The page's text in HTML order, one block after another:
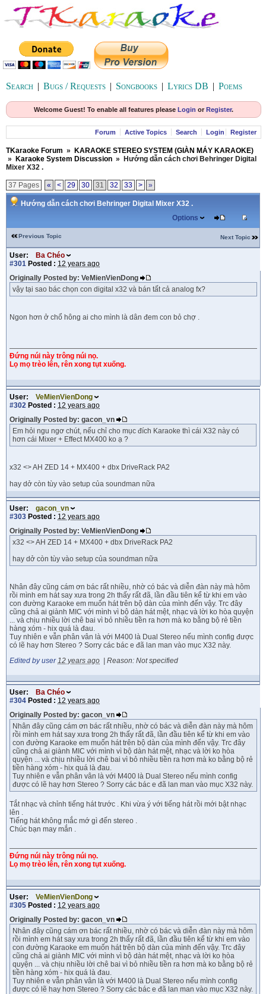
Search | Bugs / Requests | Songbooks | Lyrics DB | Poems
Welcome Guest! To enable all features please Login or Register.
Forum Active Topics Search Login Register
TKaraoke Forum »
KARAOKE STEREO SYSTEM (GIÀN MÁY KARAOKE)
»
Karaoke System Discussion »
Hướng dẫn cách chơi Behringer Digital
Mixer X32 .
37 Pages « < 29 30 31 32 33 > »
Hướng dẫn cách chơi Behringer Digital Mixer X32 .
Options
Previous Topic Next Topic
User:
Ba Chéo
#301 Posted : 12 years ago
Originally Posted by: VeMienVienDong
vậy tại sao bác chọn con digital x32 và bán tất cả analog fx?
Ngon hơn ở chổ hông ai cho mình là dân đem con bỏ chợ .
Đứng núi này trông núi nọ.
Lọ mọ trèo lên, rên xong tụt xuống.
User:
VeMienVienDong
#302 Posted : 12 years ago
Originally Posted by: gacon_vn
Em hỏi ngu ngơ chút, nếu chỉ cho mục đích Karaoke thì cái X32 này có
hơn cái Mixer + Effect MX400 ko ạ ?
x32 <> AH ZED 14 + MX400 + dbx DriveRack PA2
hay dở còn tùy vào setup của soundman nữa
User:
gacon_vn
#303 Posted : 12 years ago
Originally Posted by: VeMienVienDong
x32 <> AH ZED 14 + MX400 + dbx DriveRack PA2
hay dở còn tùy vào setup của soundman nữa
Nhân đây cũng cám ơn bác rất nhiều, nhờ có bác và diễn đàn này mà hôm
rồi mình em hát say xưa trong 2h thấy rất đã, lần đầu tiên kể từ khi em vào
con đường Karaoke em muốn hát trên bộ dàn của mình đến vậy. Trc đây
cũng chả ai giành MIC với mình vì bộ dàn hát mệt, nhạc và lời ko hòa quyện
... và chịu nhiều lời chê bai vì bỏ nhiều tiền ra hơn mà ko bằng bộ rẻ tiền
hàng xóm - hix quá là đau.
Tuy nhiên e vẫn phân vân là với M400 là Dual Stereo nếu mình config được
có lẽ hay hơn Stereo ? Sorry các bác e đã lan man vào mục X32 này.
Edited by user 12 years ago Reason: Not specified
User:
Ba Chéo
#304 Posted : 12 years ago
Originally Posted by: gacon_vn
Nhân đây cũng cám ơn bác rất nhiều, nhờ có bác và diễn đàn này mà hôm
rồi mình em hát say xưa trong 2h thấy rất đã, lần đầu tiên kể từ khi em vào
con đường Karaoke em muốn hát trên bộ dàn của mình đến vậy. Trc đây
cũng chả ai giành MIC với mình vì bộ dàn hát mệt, nhạc và lời ko hòa
quyện ... và chịu nhiều lời chê bai vì bỏ nhiều tiền ra hơn mà ko bằng bộ rẻ
tiền hàng xóm - hix quá là đau.
Tuy nhiên e vẫn phân vân là với M400 là Dual Stereo nếu mình config
được có lẽ hay hơn Stereo ? Sorry các bác e đã lan man vào mục X32 này.
Tắt nhạc và chỉnh tiếng hát trước . Khi vừa ý với tiếng hát rồi mới bật nhạc
lên .
Tiếng hát không mắc mớ gì đến stereo .
Chúc bạn may mắn .
Đứng núi này trông núi nọ.
Lọ mọ trèo lên, rên xong tụt xuống.
User:
VeMienVienDong
#305 Posted : 12 years ago
Originally Posted by: gacon_vn
Nhân đây cũng cám ơn bác rất nhiều, nhờ có bác và diễn đàn này mà hôm
rồi mình em hát say xưa trong 2h thấy rất đã, lần đầu tiên kể từ khi em vào
con đường Karaoke em muốn hát trên bộ dàn của mình đến vậy. Trc đây
cũng chả ai giành MIC với mình vì bộ dàn hát mệt, nhạc và lời ko hòa
quyện ... và chịu nhiều lời chê bai vì bỏ nhiều tiền ra hơn mà ko bằng bộ rẻ
tiền hàng xóm - hix quá là đau.
Tuy nhiên e vẫn phân vân là với M400 là Dual Stereo nếu mình config
được có lẽ hay hơn Stereo ? Sorry các bác e đã lan man vào mục X32 này.